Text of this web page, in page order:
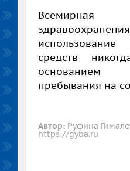
средств
пребывания на
Автор: Руфина
https://gyba.ru